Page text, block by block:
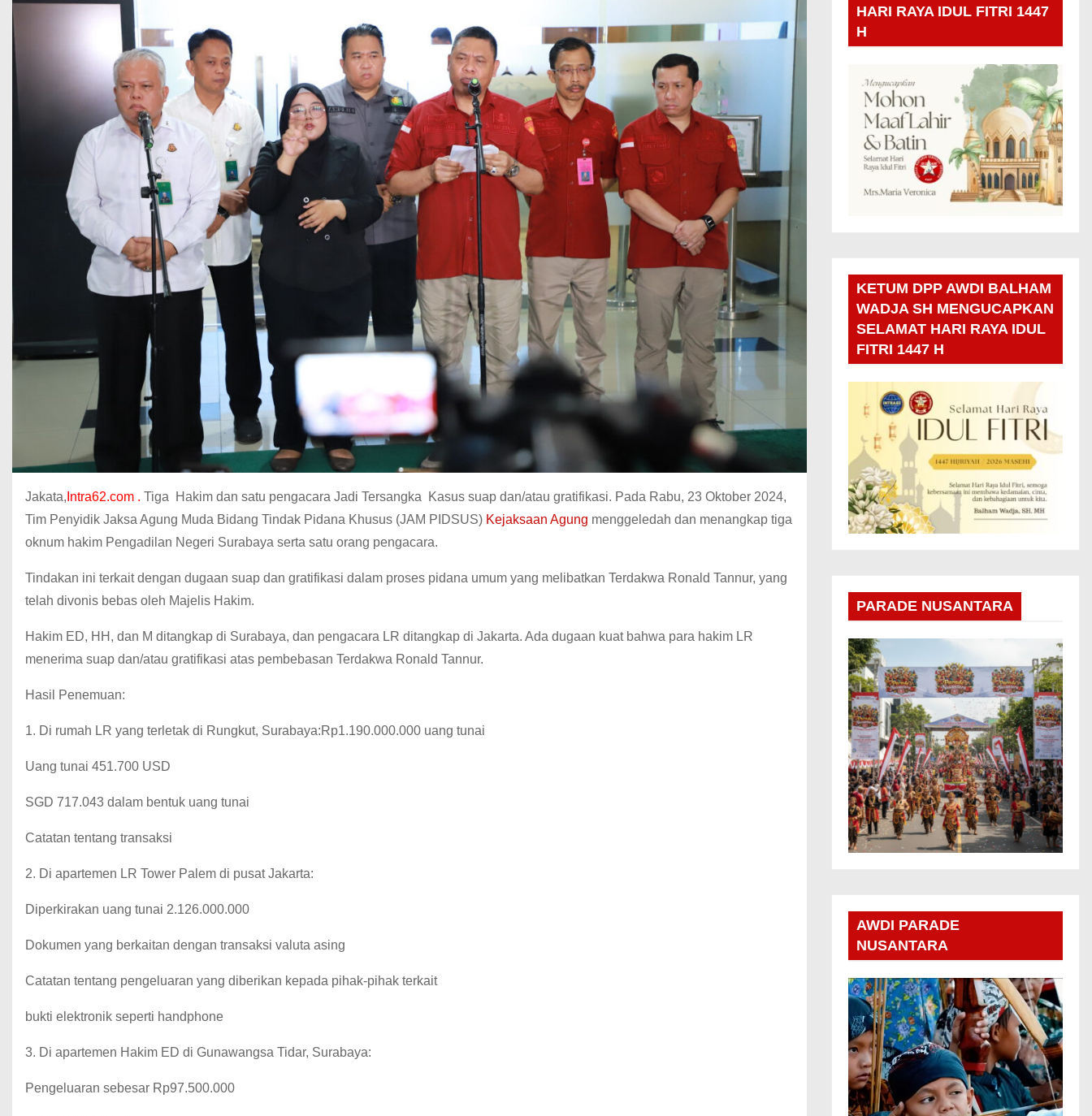
Jakata, Intra62.com . Tiga Hakim dan satu pengacara Jadi Tersangka Kasus suap dan/atau gratifikasi. Pada Rabu, 23 Oktober 2024,
Tim Penyidik Jaksa Agung Muda Bidang Tindak Pidana Khusus (JAM PIDSUS) Kejaksaan Agung menggeledah dan menangkap tiga
oknum hakim Pengadilan Negeri Surabaya serta satu orang pengacara.
Tindakan ini terkait dengan dugaan suap dan gratifikasi dalam proses pidana umum yang melibatkan Terdakwa Ronald Tannur, yang
telah divonis bebas oleh Majelis Hakim.
Hakim ED, HH, dan M ditangkap di Surabaya, dan pengacara LR ditangkap di Jakarta. Ada dugaan kuat bahwa para hakim LR
menerima suap dan/atau gratifikasi atas pembebasan Terdakwa Ronald Tannur.
Hasil Penemuan:
1. Di rumah LR yang terletak di Rungkut, Surabaya:Rp1.190.000.000 uang tunai
Uang tunai 451.700 USD
SGD 717.043 dalam bentuk uang tunai
Catatan tentang transaksi
2. Di apartemen LR Tower Palem di pusat Jakarta:
Diperkirakan uang tunai 2.126.000.000
Dokumen yang berkaitan dengan transaksi valuta asing
Catatan tentang pengeluaran yang diberikan kepada pihak-pihak terkait
bukti elektronik seperti handphone
3. Di apartemen Hakim ED di Gunawangsa Tidar, Surabaya:
Pengeluaran sebesar Rp97.500.000
HARI RAYA IDUL FITRI 1447
H
KETUM DPP AWDI BALHAM
WADJA SH MENGUCAPKAN
SELAMAT HARI RAYA IDUL
FITRI 1447 H
PARADE NUSANTARA
AWDI PARADE
NUSANTARA